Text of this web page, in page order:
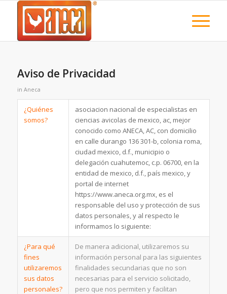
Aviso de Privacidad
in Aneca
¿Quiénes
somos?
asociacion nacional de especialistas en
ciencias avicolas de mexico, ac, mejor
conocido como ANECA, AC, con domicilio
en calle durango 136 301-b, colonia roma,
ciudad mexico, d.f., municipio o
delegación cuahutemoc, c.p. 06700, en la
entidad de mexico, d.f., país mexico, y
portal de internet
https://www.aneca.org.mx, es el
responsable del uso y protección de sus
datos personales, y al respecto le
informamos lo siguiente:
¿Para qué
fines
utilizaremos
sus datos
personales?
De manera adicional, utilizaremos su
información personal para las siguientes
finalidades secundarias que no son
necesarias para el servicio solicitado,
pero que nos permiten y facilitan